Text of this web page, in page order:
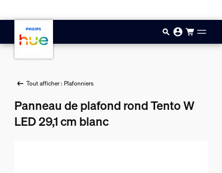
Tout afficher : Plafonniers
Panneau de plafond rond Tento W
LED 29,1 cm blanc